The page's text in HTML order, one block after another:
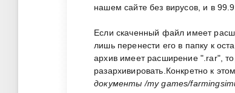
нашем сайте без вирусов, и в
Если скаченный файл имеет
лишь перенести его в папку к
архив имеет расширение ".rar",
разархивировать.Конкретно к
документы /my games/